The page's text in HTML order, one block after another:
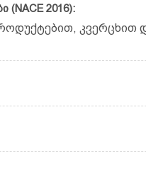
2016):
კვერცხით